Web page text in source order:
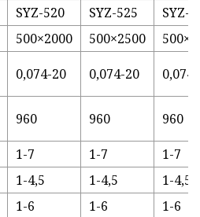
SYZ-520 SYZ-525
SYZ-
500×2000 500×2500
0,074-20 0,074-20
960 960 960
1-7 1-7
1-7
1-4,5 1-4,5
1-4,5
1-6 1-6 1-6